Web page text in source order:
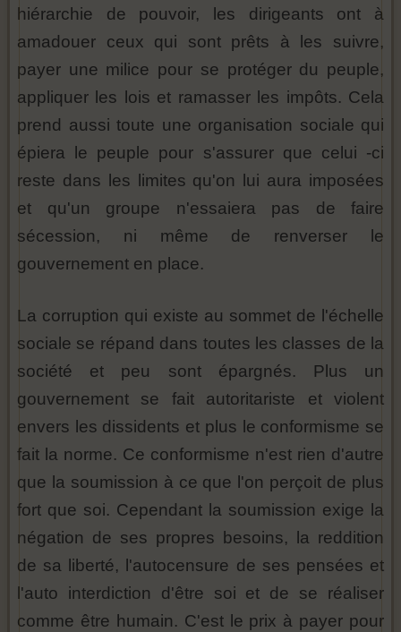
hiérarchie de pouvoir, les dirigeants ont à
amadouer ceux qui sont prêts à les suivre,
payer une milice pour se protéger du peuple,
appliquer les lois et ramasser les impôts. Cela
prend aussi toute une organisation sociale qui
épiera le peuple pour s'assurer que celui -ci
reste dans les limites qu'on lui aura imposées
et qu'un groupe n'essaiera pas de faire
sécession, ni même de renverser le
gouvernement en place.
La corruption qui existe au sommet de l'échelle
sociale se répand dans toutes les classes de la
société et peu sont épargnés. Plus un
gouvernement se fait autoritariste et violent
envers les dissidents et plus le conformisme se
fait la norme. Ce conformisme n'est rien d'autre
que la soumission à ce que l'on perçoit de plus
fort que soi. Cependant la soumission exige la
négation de ses propres besoins, la reddition
de sa liberté, l'autocensure de ses pensées et
l'auto interdiction d'être soi et de se réaliser
comme être humain. C'est le prix à payer pour